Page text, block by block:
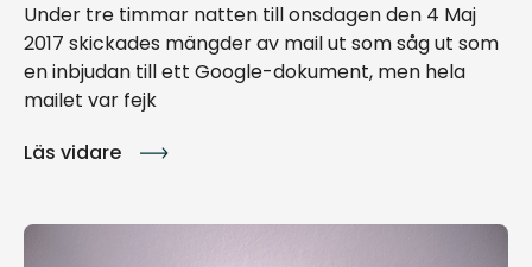
Under tre timmar natten till onsdagen den 4 Maj
2017 skickades mängder av mail ut som såg ut som
en inbjudan till ett Google-dokument, men hela
mailet var fejk
Läs vidare